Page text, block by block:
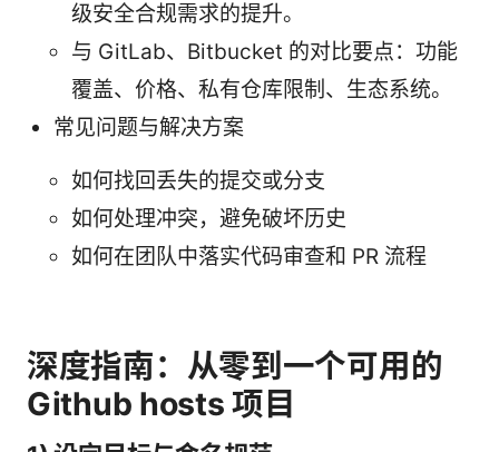
级安全合规需求的提升。
与 GitLab、Bitbucket 的对比要点：功能
覆盖、价格、私有仓库限制、生态系统。
常见问题与解决方案
如何找回丢失的提交或分支
如何处理冲突，避免破坏历史
如何在团队中落实代码审查和 PR 流程
深度指南：从零到一个可用的
Github hosts 项目